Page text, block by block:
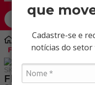
que
Cadastre-se e
notícias do
O que você procura?
Malhas
Fleece Pelúcia Coelho
SKU 55261100
Fleece Pelúcia